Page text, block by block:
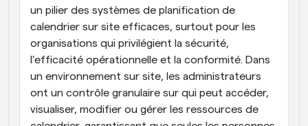
un pilier des systèmes de planification de
calendrier sur site efficaces, surtout pour les
organisations qui privilégient la sécurité,
l'efficacité opérationnelle et la conformité. Dans
un environnement sur site, les administrateurs
ont un contrôle granulaire sur qui peut accéder,
visualiser, modifier ou gérer les ressources de